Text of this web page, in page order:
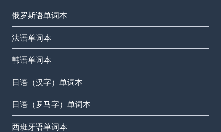
俄罗斯语单词本
法语单词本
韩语单词本
日语（汉字）单词本
日语（罗马字）单词本
西班牙语单词本